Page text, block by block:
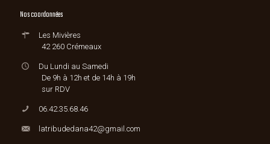
Nos coordonnées
Les Mivières
42 260 Crémeaux
Du Lundi au Samedi
De 9h à 12h et de 14h à 19h
sur RDV
06.42.35.68.46
latribudedana42@gmail.com